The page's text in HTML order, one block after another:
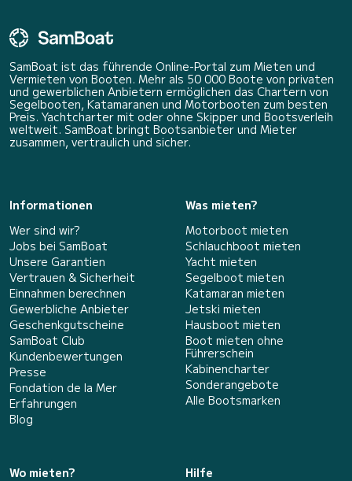
SamBoat ist das führende Online-Portal zum Mieten und
Vermieten von Booten. Mehr als 50 000 Boote von privaten
und gewerblichen Anbietern ermöglichen das Chartern von
Segelbooten, Katamaranen und Motorbooten zum besten
Preis. Yachtcharter mit oder ohne Skipper und Bootsverleih
weltweit. SamBoat bringt Bootsanbieter und Mieter
zusammen, vertraulich und sicher.
Informationen
Wer sind wir?
Jobs bei SamBoat
Unsere Garantien
Vertrauen & Sicherheit
Einnahmen berechnen
Gewerbliche Anbieter
Geschenkgutscheine
SamBoat Club
Kundenbewertungen
Presse
Fondation de la Mer
Erfahrungen
Blog
Was mieten?
Motorboot mieten
Schlauchboot mieten
Yacht mieten
Segelboot mieten
Katamaran mieten
Jetski mieten
Hausboot mieten
Boot mieten ohne
Führerschein
Kabinencharter
Sonderangebote
Alle Bootsmarken
Wo mieten?
Hilfe